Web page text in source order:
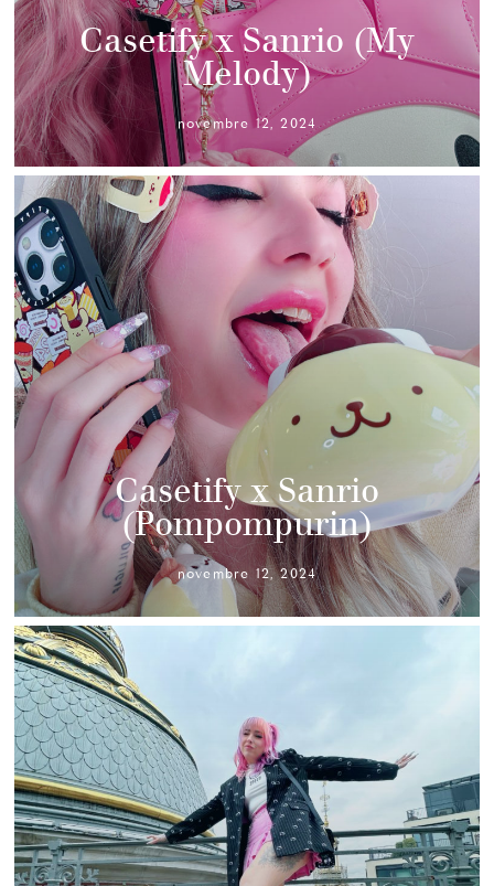
Casetify x Sanrio (My
Melody)
novembre 12, 2024
Casetify x Sanrio
(Pompompurin)
novembre 12, 2024